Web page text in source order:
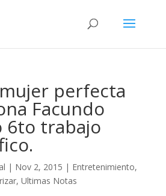
perfecta
Facundo
6to trabajo
| Nov 2, 2015 | Entretenimiento,
, Ultimas Notas